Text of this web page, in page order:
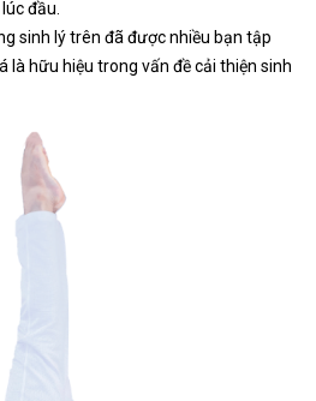
đầu.
sinh lý trên đã được nhiều bạn tập
là hữu hiệu trong vấn đề cải thiện sinh